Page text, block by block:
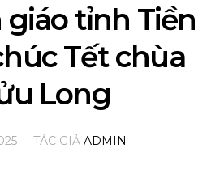
giáo tỉnh Tiền
Tết chùa
Long
TÁC GIẢ ADMIN